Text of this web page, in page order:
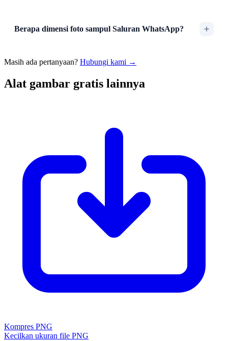
Berapa dimensi foto sampul Saluran WhatsApp?
Masih ada pertanyaan? Hubungi kami →
Alat gambar gratis lainnya
Kompres PNG
Kecilkan ukuran file PNG